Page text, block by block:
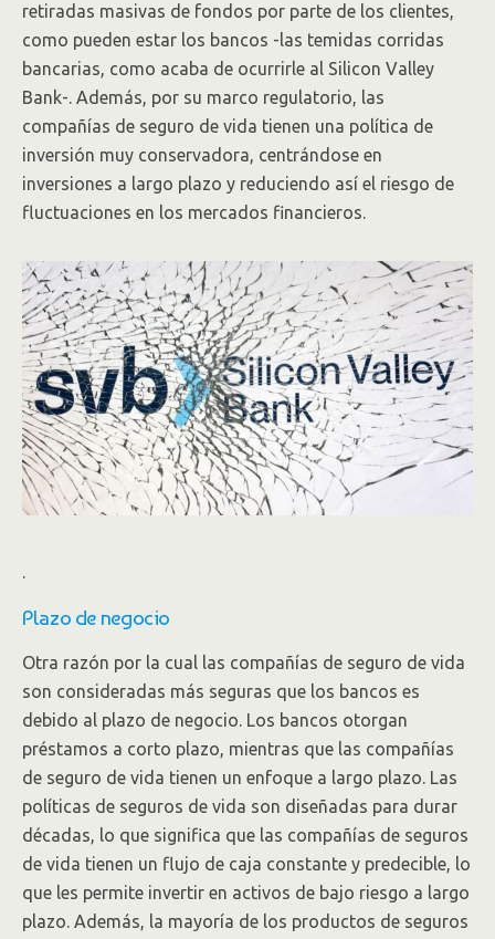
retiradas masivas de fondos por parte de los clientes,
como pueden estar los bancos -las temidas corridas
bancarias, como acaba de ocurrirle al Silicon Valley
Bank-. Además, por su marco regulatorio, las
compañías de seguro de vida tienen una política de
inversión muy conservadora, centrándose en
inversiones a largo plazo y reduciendo así el riesgo de
fluctuaciones en los mercados financieros.
.
Plazo de negocio
Otra razón por la cual las compañías de seguro de vida
son consideradas más seguras que los bancos es
debido al plazo de negocio. Los bancos otorgan
préstamos a corto plazo, mientras que las compañías
de seguro de vida tienen un enfoque a largo plazo. Las
políticas de seguros de vida son diseñadas para durar
décadas, lo que significa que las compañías de seguros
de vida tienen un flujo de caja constante y predecible, lo
que les permite invertir en activos de bajo riesgo a largo
plazo. Además, la mayoría de los productos de seguros